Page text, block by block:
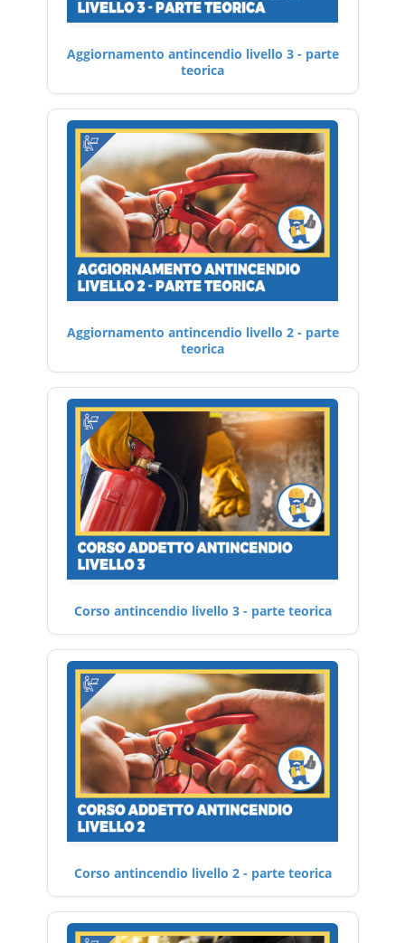
Aggiornamento antincendio livello 3 - parte
teorica
Aggiornamento antincendio livello 2 - parte
teorica
Corso antincendio livello 3 - parte teorica
Corso antincendio livello 2 - parte teorica